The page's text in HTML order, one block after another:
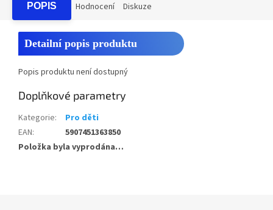
POPIS Hodnocení Diskuze
Detailní popis produktu
Popis produktu není dostupný
Doplňkové parametry
Kategorie:
Pro děti
EAN:
5907451363850
Položka byla vyprodána…